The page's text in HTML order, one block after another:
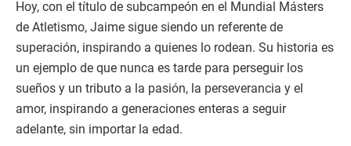
Hoy, con el título de subcampeón en el Mundial Másters
de Atletismo, Jaime sigue siendo un referente de
superación, inspirando a quienes lo rodean. Su historia es
un ejemplo de que nunca es tarde para perseguir los
sueños y un tributo a la pasión, la perseverancia y el
amor, inspirando a generaciones enteras a seguir
adelante, sin importar la edad.